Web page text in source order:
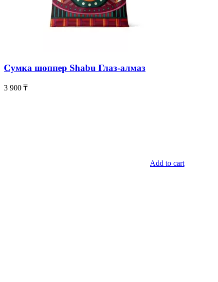
Сумка шоппер Shabu Глаз-алмаз
3 900 ₸
Add to cart